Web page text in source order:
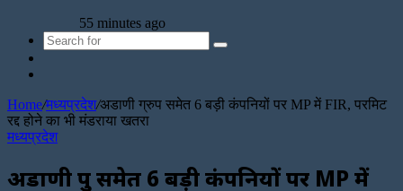
55 minutes ago
Search
Home/मध्यप्रदेश/अडाणी ग्रुप समेत 6 बड़ी कंपनियों पर MP में FIR, परमिट
रद्द होने का भी मंडराया खतरा
मध्यप्रदेश
अडाणी ग्रुप समेत 6 बड़ी कंपनियों पर MP में